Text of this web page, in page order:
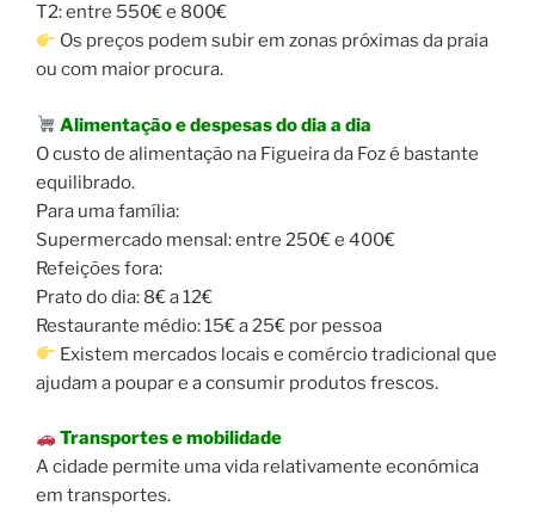
T2: entre 550€ e 800€
Os preços podem subir em zonas próximas da praia
ou com maior procura.
Alimentação e despesas do dia a dia
O custo de alimentação na Figueira da Foz é bastante
equilibrado.
Para uma família:
Supermercado mensal: entre 250€ e 400€
Refeições fora:
Prato do dia: 8€ a 12€
Restaurante médio: 15€ a 25€ por pessoa
Existem mercados locais e comércio tradicional que
ajudam a poupar e a consumir produtos frescos.
Transportes e mobilidade
A cidade permite uma vida relativamente económica
em transportes.